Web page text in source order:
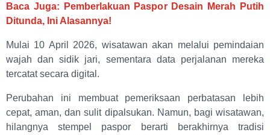
Baca Juga: Pemberlakuan Paspor Desain Merah Putih
Ditunda, Ini Alasannya!
Mulai 10 April 2026, wisatawan akan melalui pemindaian
wajah dan sidik jari, sementara data perjalanan mereka
tercatat secara digital.
Perubahan ini membuat pemeriksaan perbatasan lebih
cepat, aman, dan sulit dipalsukan. Namun, bagi wisatawan,
hilangnya stempel paspor berarti berakhirnya tradisi